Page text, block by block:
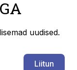
uudised.
Liitun